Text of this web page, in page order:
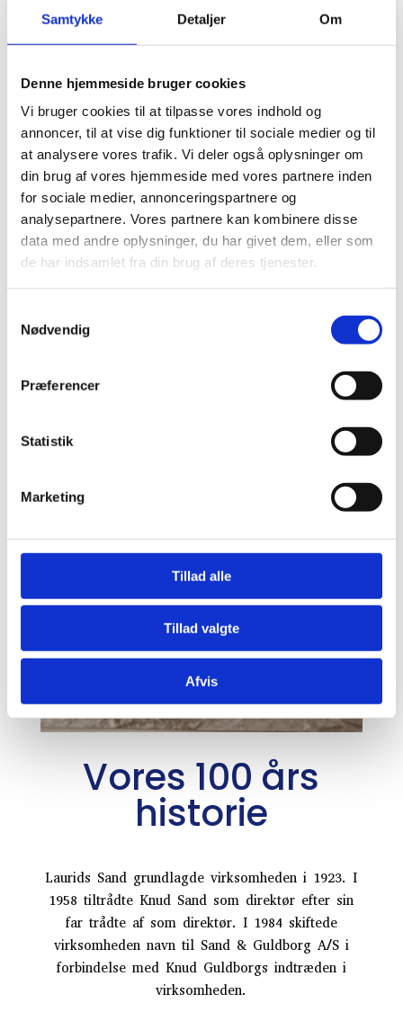
Samtykke Detaljer Om
Denne hjemmeside bruger cookies
Vi bruger cookies til at tilpasse vores indhold og
annoncer, til at vise dig funktioner til sociale medier og til
at analysere vores trafik. Vi deler også oplysninger om
din brug af vores hjemmeside med vores partnere inden
for sociale medier, annonceringspartnere og
analysepartnere. Vores partnere kan kombinere disse
data med andre oplysninger, du har givet dem, eller som
de har indsamlet fra din brug af deres tjenester.
Nødvendig
Præferencer
Statistik
Marketing
Tillad alle
Tillad valgte
Afvis
Op til 10 års
garanti
Sand & Guldborg ApS er medlem af Dansk
Industri og Byg Garanti. Hermed er du sikret
såfremt der skulle være fejl i forbindelse med
udført håndværksarbejde. Garantien sikrer kunden
op til 150.000 DKK inkl. moms og dækker op til
tre år for synlige fejl, og op til ti år for skjulte
fejl og mangler.
Vores 100 års
historie
Laurids Sand grundlagde virksomheden i 1923. I
1958 tiltrådte Knud Sand som direktør efter sin
far trådte af som direktør. I 1984 skiftede
virksomheden navn til Sand & Guldborg A/S i
forbindelse med Knud Guldborgs indtræden i
virksomheden.